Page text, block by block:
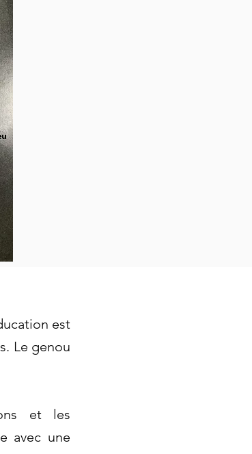
est
Le genou
et les
avec une